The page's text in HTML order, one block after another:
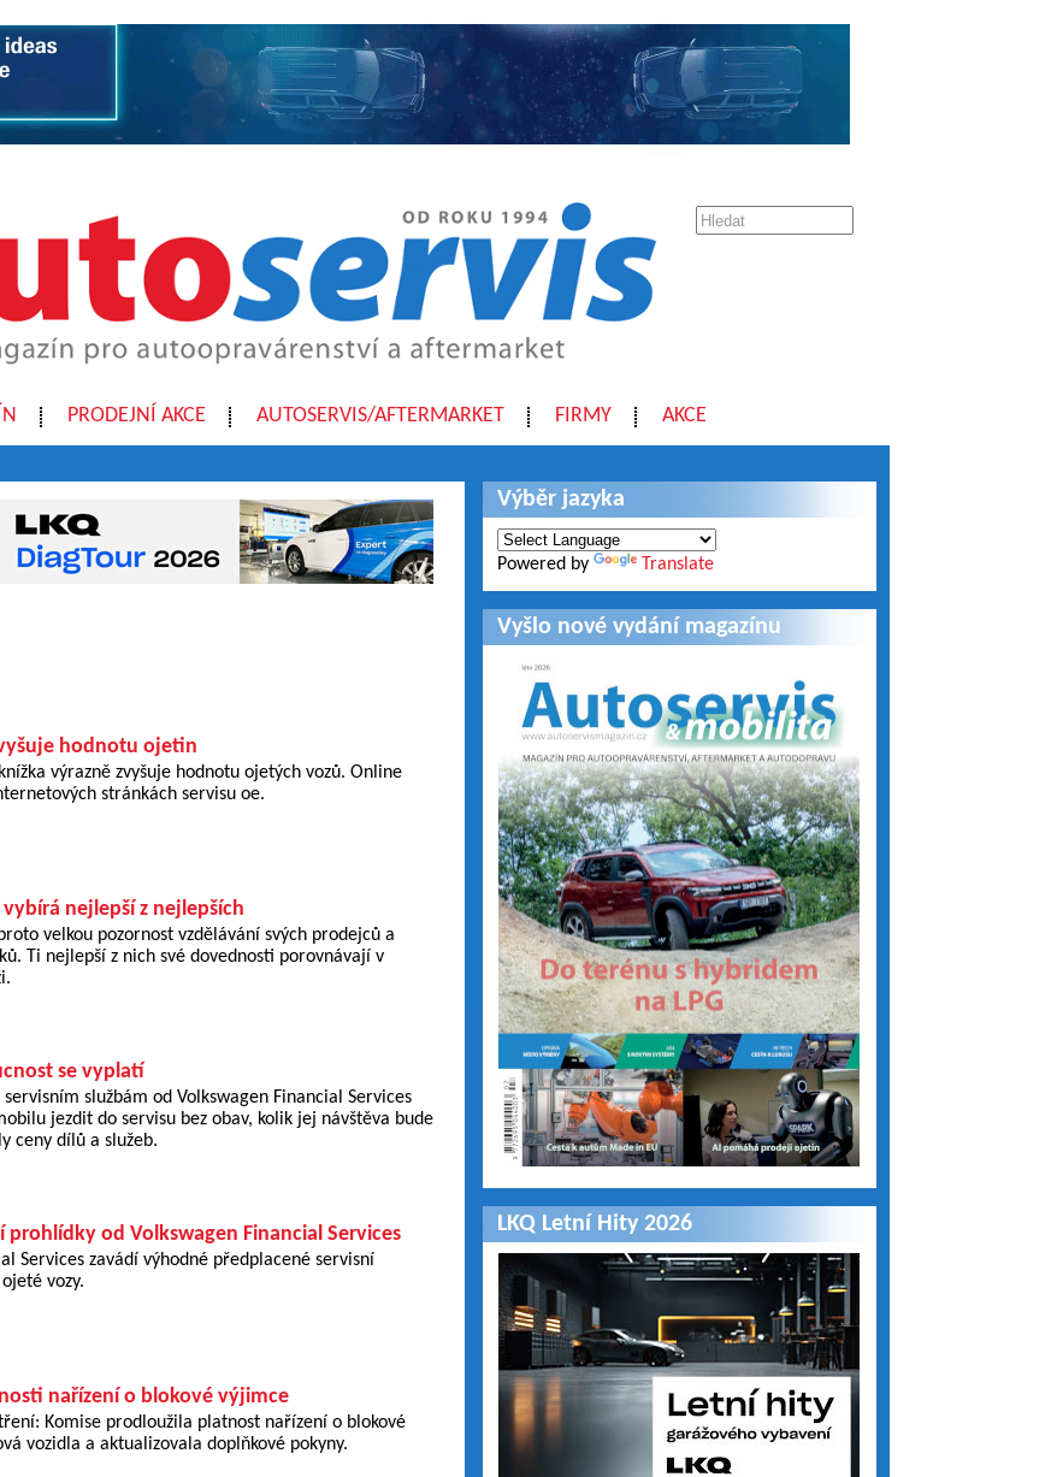
PRODEJNÍ AKCE AUTOSERVIS/AFTERMARKET FIRMY AKCE
hodnotu ojetin
výrazně zvyšuje hodnotu ojetých vozů. Online
stránkách servisu oe.
nejlepší z nejlepších
velkou pozornost vzdělávání svých prodejců a
Ti nejlepší z nich své dovednosti porovnávají v
se vyplatí
službám od Volkswagen Financial Services
jezdit do servisu bez obav, kolik jej návštěva bude
ceny dílů a služeb.
prohlídky od Volkswagen Financial Services
Services zavádí výhodné předplacené servisní
vozy.
nařízení o blokové výjimce
Komise prodloužila platnost nařízení o blokové
vozidla a aktualizovala doplňkové pokyny.
Výběr jazyka
Powered by Translate
Vyšlo nové vydání magazínu
LKQ Letní Hity 2026